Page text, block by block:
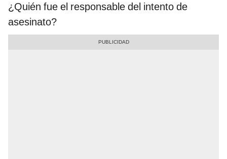
¿Quién fue el responsable del intento de
asesinato?